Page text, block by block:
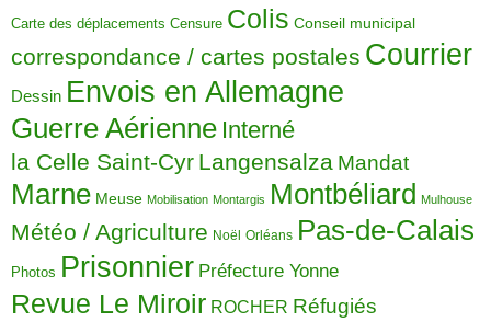
Carte des déplacements Censure Colis Conseil municipal
correspondance / cartes postales Courrier
Dessin Envois en Allemagne
Guerre Aérienne Interné
la Celle Saint-Cyr Langensalza Mandat
Marne Meuse Mobilisation Montargis Montbéliard Mulhouse
Météo / Agriculture Noël Orléans Pas-de-Calais
Photos Prisonnier Préfecture Yonne
Revue Le Miroir ROCHER Réfugiés